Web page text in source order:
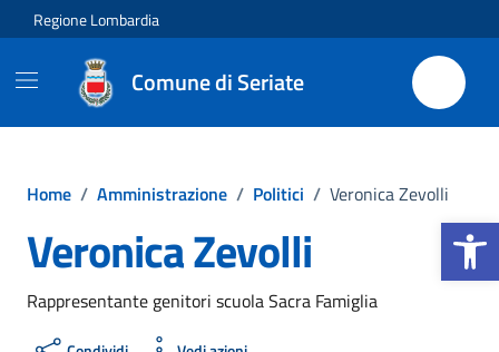
Apri la
Vai ai contenuti
Vai al footer
Regione Lombardia
Comune di Seriate
Home / Amministrazione / Politici / Veronica Zevolli
Veronica Zevolli
Rappresentante genitori scuola Sacra Famiglia